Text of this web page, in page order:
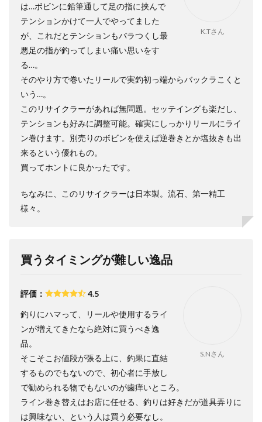
K.Tさん
は…ボビンに鉛筆通して足の指に挟んで
テンションかけて一人でやってました
が、これだとテンションもバラつくし最
悪足の指が釣ってしまい痛い思いをす
る…。
そのやり方で巻いたリールで実釣初っ端からバックラこくと
いう…。
このリサイクラーがあれば無問題。セッテイングも楽だし、
テンションも好みに調整可能。確実にしっかりリールにライ
ン巻けます。別売りのボビンを使えば逆巻きとか塩抜きも出
来るという優れもの。
買ってホントに良かったです。
ちなみに、このリサイクラーは日本製。流石、第一精工
様々。
買うタイミングが難しい逸品
S.Nさん
評価： 4.5
釣りにハマって、リールや使用するライ
ンが増えてきたなら絶対に買うべき逸
品。
そこそこお値段が張る上に、釣果に直結
するものでもないので、初心者に手放し
で勧められる物でもないのが歯痒いところ。
ライン巻き替えはお店に任せる、釣りは好きだが道具弄りに
は興味ない、という人は買う必要なし。